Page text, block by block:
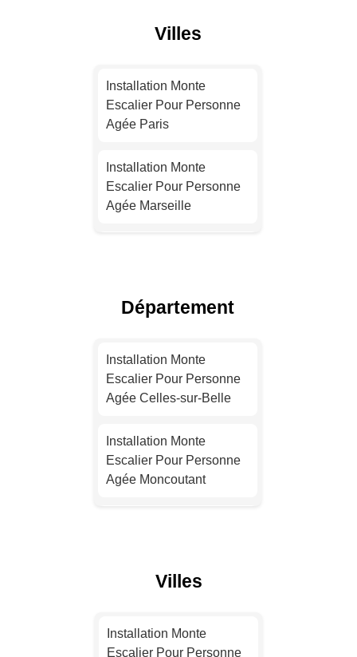
Villes
Installation Monte
Escalier Pour Personne
Agée Paris
Installation Monte
Escalier Pour Personne
Agée Marseille
Installation Monte
Département
Installation Monte
Escalier Pour Personne
Agée Celles-sur-Belle
Installation Monte
Escalier Pour Personne
Agée Moncoutant
Villes
Installation Monte
Escalier Pour Personne